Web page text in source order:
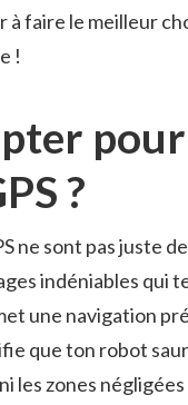
à faire le meilleur
!
?
ne sont pas juste
indéniables qui
une navigation
que ton robot
les zones